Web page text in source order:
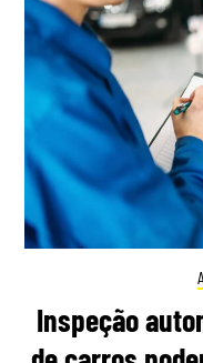
Inspeção